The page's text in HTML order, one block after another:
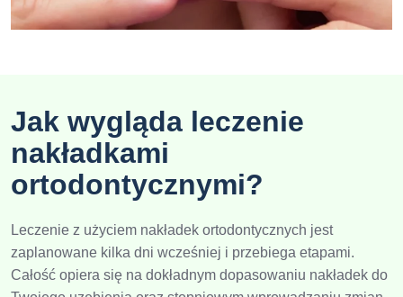
Jak wygląda leczenie
nakładkami
ortodontycznymi?
Leczenie z użyciem nakładek ortodontycznych jest
zaplanowane kilka dni wcześniej i przebiega etapami.
Całość opiera się na dokładnym dopasowaniu nakładek do